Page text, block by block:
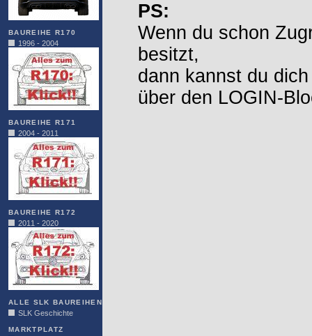
BAUREIHE R170
1996 - 2004
BAUREIHE R171
2004 - 2011
BAUREIHE R172
2011 - 2020
ALLE SLK BAUREIHEN
SLK Geschichte
MARKTPLATZ
PS:
Wenn du schon
besitzt,
dann kannst du
über den LOGIN-